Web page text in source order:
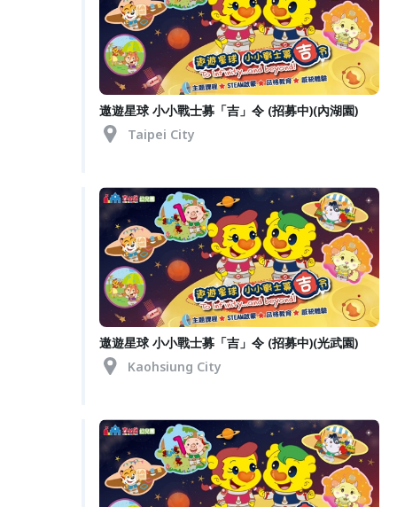
遨遊星球 小小戰士募「吉」令 (招募中)(內湖園)
Taipei City
遨遊星球 小小戰士募「吉」令 (招募中)(光武園)
Kaohsiung City